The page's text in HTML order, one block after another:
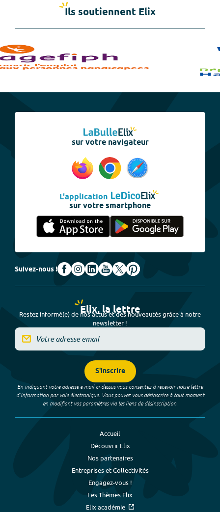
Ils soutiennent Elix
sur votre navigateur
L'application
sur votre smartphone
Suivez-nous !
Elix, la lettre
Restez informé(e) de nos actus et des nouveautés grâce à notre
newsletter !
S'inscrire
En indiquant votre adresse e-mail ci-dessus vous consentez à recevoir notre lettre
d’information par voie électronique. Vous pouvez vous désinscrire à tout moment
en modifiant vos paramètres via les liens de désinscription.
Accueil
Découvrir Elix
Nos partenaires
Entreprises et Collectivités
Engagez-vous !
Les Thèmes Elix
Elix académie